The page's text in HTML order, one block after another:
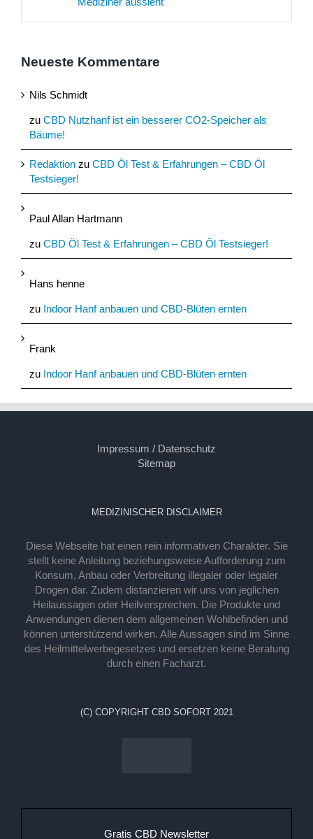
Neueste Kommentare
Nils Schmidt
zu CBD Nutzhanf ist ein besserer CO2-Speicher als
Bäume!
Redaktion zu CBD Öl Test & Erfahrungen – CBD Öl
Testsieger!
Paul Allan Hartmann
zu CBD Öl Test & Erfahrungen – CBD Öl Testsieger!
Hans henne
zu Indoor Hanf anbauen und CBD-Blüten ernten
Frank
zu Indoor Hanf anbauen und CBD-Blüten ernten
Impressum / Datenschutz
Sitemap
MEDIZINISCHER DISCLAIMER
Diese Webseite hat einen rein informativen Charakter. Sie
stellt keine Anleitung beziehungsweise Aufforderung zum
Konsum, Anbau oder Verbreitung illegaler oder legaler
Drogen dar. Zudem distanzieren wir uns von jeglichen
Heilaussagen oder Heilversprechen. Die Produkte und
Anwendungen dienen dem allgemeinen Wohlbefinden und
können unterstützend wirken. Alle Aussagen sind im Sinne
des Heilmittelwerbegesetzes und ersetzen keine Beratung
durch einen Facharzt.
(C) COPYRIGHT CBD SOFORT 2021
Gratis CBD Newsletter